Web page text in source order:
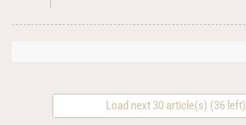
Load next 30 article(s) (36 left)